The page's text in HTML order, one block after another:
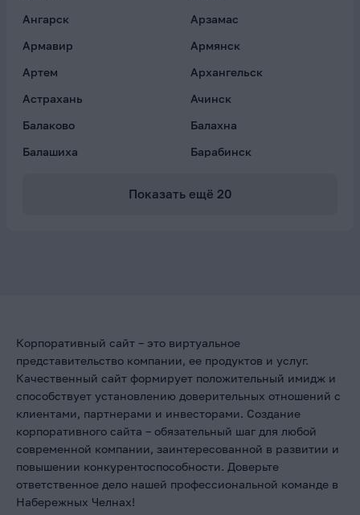
Ангарск
Арзамас
Армавир
Армянск
Артем
Архангельск
Астрахань
Ачинск
Балаково
Балахна
Балашиха
Барабинск
Показать ещё 20
Корпоративный сайт – это виртуальное
представительство компании, ее продуктов и услуг.
Качественный сайт формирует положительный имидж и
способствует установлению доверительных отношений с
клиентами, партнерами и инвесторами. Создание
корпоративного сайта – обязательный шаг для любой
современной компании, заинтересованной в развитии и
повышении конкурентоспособности. Доверьте
ответственное дело нашей профессиональной команде в
Набережных Челнах!